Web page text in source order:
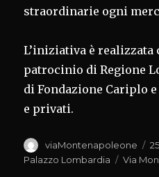
straordinarie ogni
L’iniziativa è
patrocinio di Regione
di Fondazione Cariplo
e privati.
Autore
viaMontenapoleone
il
Palazzo Lombardia
Tag
Via